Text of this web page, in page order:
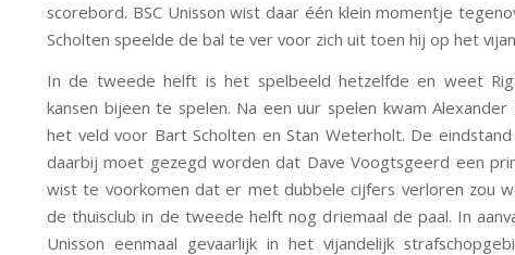
scorebord. BSC Unisson wist daar één klein momentje
Scholten speelde de bal te ver voor zich uit toen hij op het
In de tweede helft is het spelbeeld hetzelfde en weet
kansen bijeen te spelen. Na een uur spelen kwam Alexander
het veld voor Bart Scholten en Stan Weterholt. De
daarbij moet gezegd worden dat Dave Voogtsgeerd een
wist te voorkomen dat er met dubbele cijfers verloren zou
de thuisclub in de tweede helft nog driemaal de paal. In
Unisson eenmaal gevaarlijk in het vijandelijk